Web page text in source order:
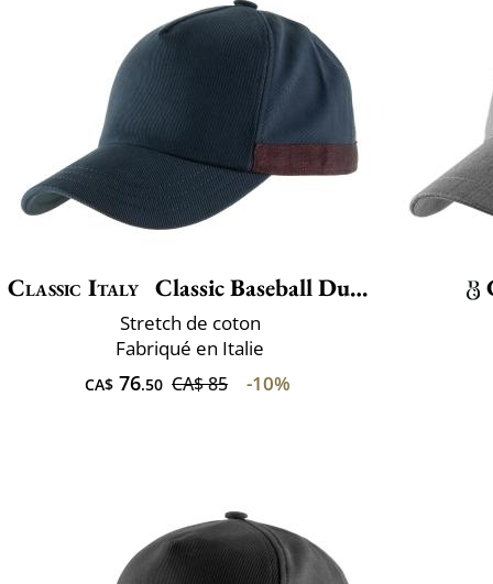
Classic Italy Classic Baseball Due Toni
Stretch de coton
Fabriqué en Italie
CA$ 76.50 CA$ 85 -10%